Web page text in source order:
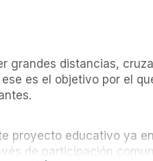
grandes distancias,
es el objetivo por el
proyecto educativo ya
de participación